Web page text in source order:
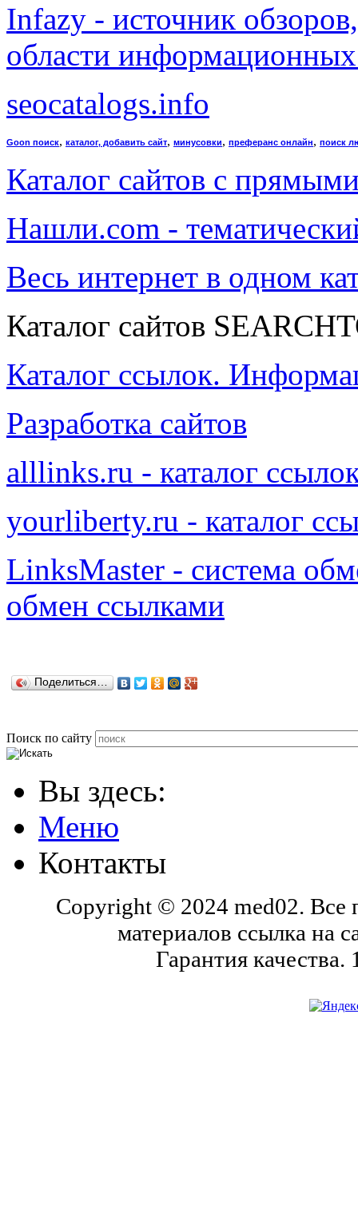
Infazy - источник
области
seocatalogs.info
Goon поиск, каталог, добавить сайт, минусовки, преферанс онлайн, поиск
Каталог сайтов с
Нашли.com -
Весь интернет в одном
Каталог сайтов
Каталог ссылок.
Разработка сайтов
alllinks.ru - каталог
yourliberty.ru - каталог
LinksMaster - система
обмен ссылками
Поделиться…
Поиск по сайту
Вы здесь:
Меню
Контакты
Copyright © 2024 med02. Все
материалов ссылка на
Гарантия